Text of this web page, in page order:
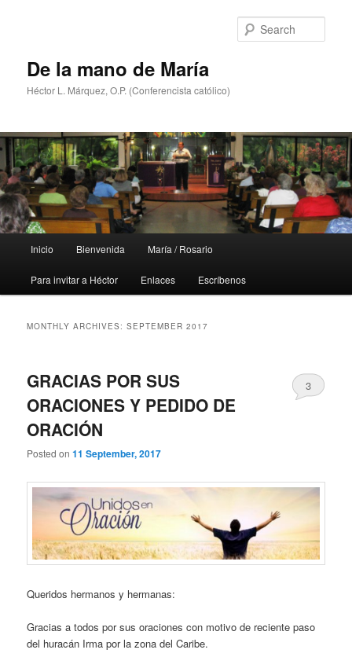
De la mano de María
Héctor L. Márquez, O.P. (Conferencista católico)
Inicio Bienvenida María / Rosario
Para invitar a Héctor Enlaces Escríbenos
MONTHLY ARCHIVES:SEPTEMBER 2017
GRACIAS POR SUS
ORACIONES Y PEDIDO DE
ORACIÓN
Posted on11 September, 2017
3
Queridos hermanos y hermanas:
Gracias a todos por sus oraciones con motivo de reciente paso
del huracán Irma por la zona del Caribe.